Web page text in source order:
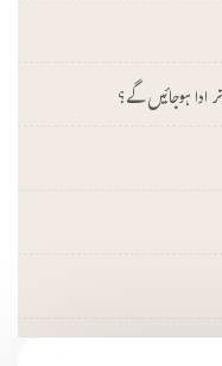
ہوجائیں گے؟